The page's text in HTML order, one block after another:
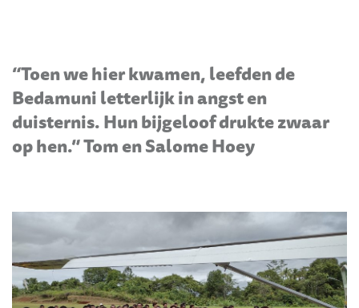
“Toen we hier kwamen, leefden de
Bedamuni letterlijk in angst en
duisternis. Hun bijgeloof drukte zwaar
op hen.” Tom en Salome Hoey